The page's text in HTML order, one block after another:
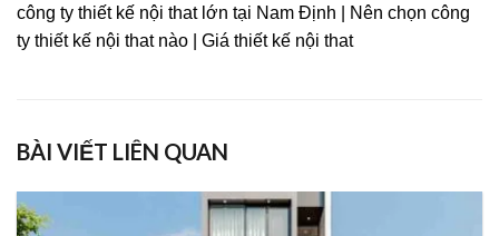
công ty thiết kế nội that lớn tại Nam Định | Nên chọn công
ty thiết kế nội that nào | Giá thiết kế nội that
BÀI VIẾT LIÊN QUAN